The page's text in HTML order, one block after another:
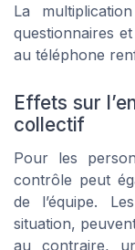
La
questionnaires
au téléphone
Effets sur
collectif
Pour les
contrôle peut
de l’équipe.
situation,
au contraire,